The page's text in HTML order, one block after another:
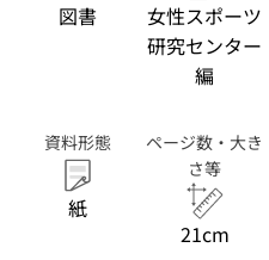
図書
女性スポーツ
研究センター
編
資料形態
紙
ページ数・大き
さ等
21cm